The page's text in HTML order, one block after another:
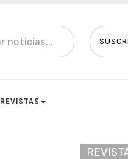
REVISTAS